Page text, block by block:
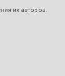
их авторов.